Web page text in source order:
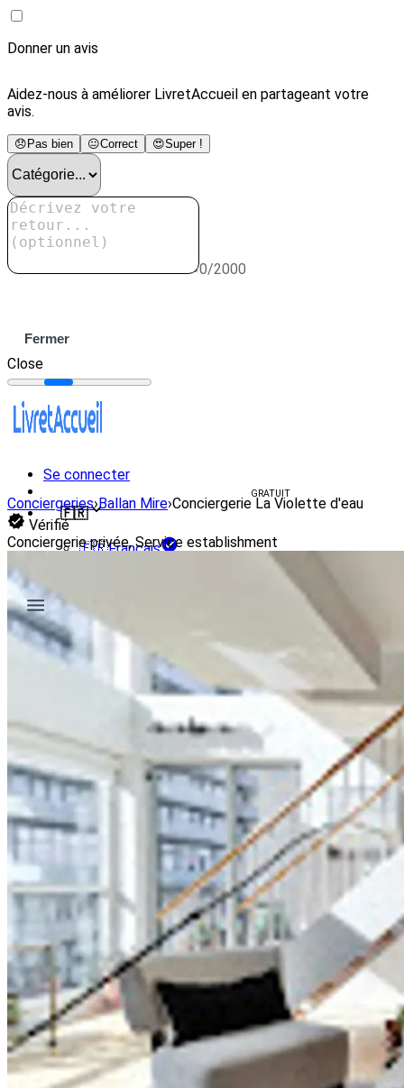
Donner un avis
Aidez-nous à améliorer LivretAccueil en partageant votre
avis.
😞 Pas bien 😐Correct 😍Super !
0/2000
Fermer
Close
Se connecter
GRATUIT
🇫🇷
🇫🇷Français
Conciergeries›Ballan Mire›Conciergerie La Violette d'eau
Vérifié
Conciergerie privée, Service establishment